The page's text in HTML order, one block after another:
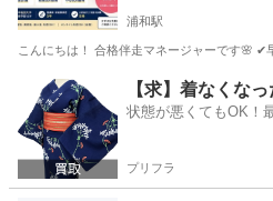
浦和駅
こんにちは！ 合格伴走マネージャーです🌸
埼玉 さいたま市 浦和駅 家庭教
【求】着なくな
状態が悪くてもOK！
プリフラ